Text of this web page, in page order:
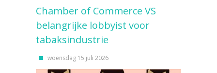
Chamber of Commerce VS
belangrijke lobbyist voor
tabaksindustrie
woensdag 15 juli 2026